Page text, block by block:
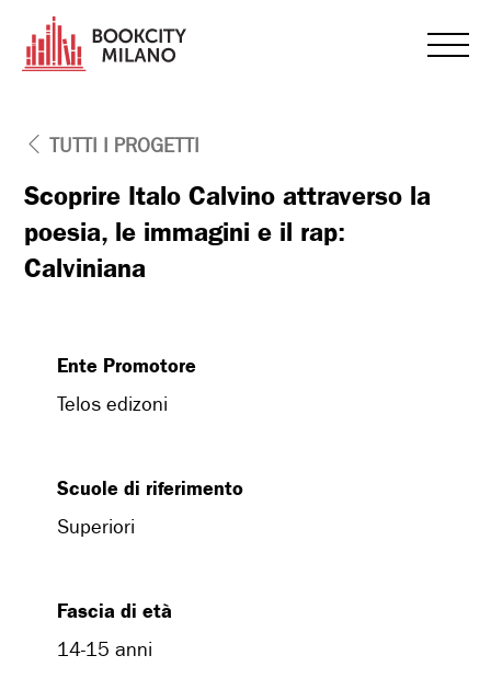
TUTTI I PROGETTI
Scoprire Italo Calvino attraverso la
poesia, le immagini e il rap:
Calviniana
Ente Promotore
Telos edizoni
Scuole di riferimento
Superiori
Fascia di età
14-15 anni